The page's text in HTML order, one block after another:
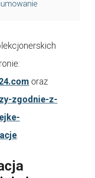
oraz
zgodnie-z-
.